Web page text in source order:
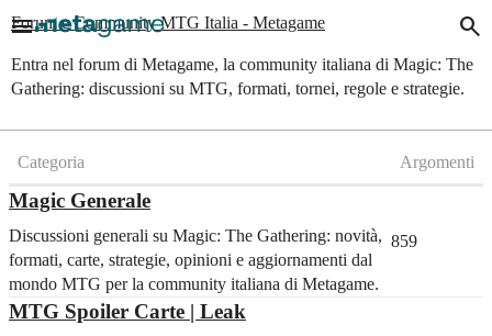
menu search
Forum e Community MTG Italia - Metagame
Entra nel forum di Metagame, la community italiana di Magic: The
Gathering: discussioni su MTG, formati, tornei, regole e strategie.
Categoria Argomenti
Magic Generale
Discussioni generali su Magic: The Gathering: novità,
formati, carte, strategie, opinioni e aggiornamenti dal
mondo MTG per la community italiana di Metagame.
859
MTG Spoiler Carte | Leak